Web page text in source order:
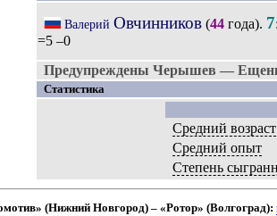
Валерий Овчинников(44года). 7
=5 –0
Предупреждены Черышев —
Статистика
Средний возраст
Средний опыт
Степень
(Нижний Новгород) – «Ротор» (Волгоград):